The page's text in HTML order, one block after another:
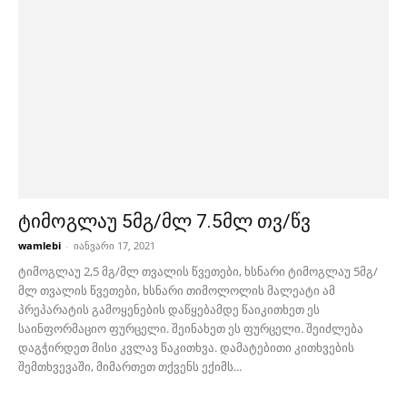
ტიმოგლაუ 5მგ/მლ 7.5მლ თვ/წვ
wamlebi - იანვარი 17, 2021
ტიმოგლაუ 2,5 მგ/მლ თვალის წვეთები, ხსნარი ტიმოგლაუ 5მგ/
მლ თვალის წვეთები, ხსნარი თიმოლოლის მალეატი ამ
პრეპარატის გამოყენების დაწყებამდე წაიკითხეთ ეს
საინფორმაციო ფურცელი. შეინახეთ ეს ფურცელი. შეიძლება
დაგჭირდეთ მისი კვლავ წაკითხვა. დამატებითი კითხვების
შემთხვევაში, მიმართეთ თქვენს ექიმს...